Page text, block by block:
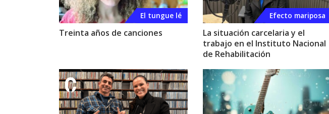
El tungue lé
Treinta años de canciones
Efecto mariposa
La situación carcelaria y el
trabajo en el Instituto Nacional
de Rehabilitación